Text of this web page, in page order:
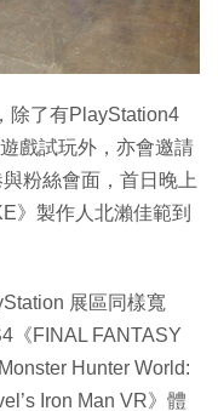
除了有PlayStation4
戲試玩外，亦會邀請
粉絲會面，首日晚上
》製作人北瀨佳範到
展區同樣寬
《FINAL FANTASY
Hunter World:
Iron Man VR》體